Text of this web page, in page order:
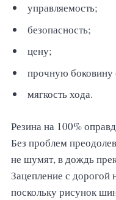
управляемость;
безопасность;
цену;
прочную боковину
мягкость хода.
Резина на 100%
Без проблем
не шумят, в дождь
Зацепление с дорогой
поскольку рисунок